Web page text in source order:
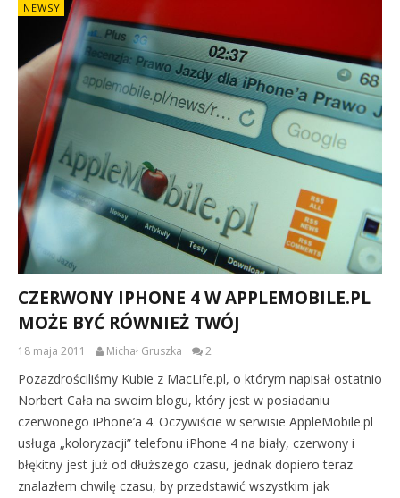
NEWSY
CZERWONY IPHONE 4 W APPLEMOBILE.PL
MOŻE BYĆ RÓWNIEŻ TWÓJ
18 maja 2011 Michał Gruszka 2
Pozazdrościliśmy Kubie z MacLife.pl, o którym napisał ostatnio
Norbert Cała na swoim blogu, który jest w posiadaniu
czerwonego iPhone’a 4. Oczywiście w serwisie AppleMobile.pl
usługa „koloryzacji” telefonu iPhone 4 na biały, czerwony i
błękitny jest już od dłuższego czasu, jednak dopiero teraz
znalazłem chwilę czasu, by przedstawić wszystkim jak